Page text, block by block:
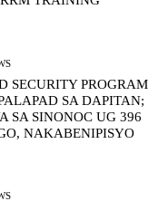
SECURITY PROGRAM
SA DAPITAN;
SA SINONOC UG 396
NAKABENIPISYO